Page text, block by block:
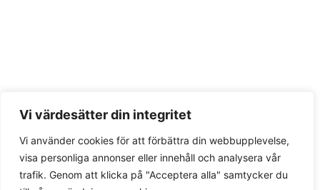
Vi värdesätter din integritet
Vi använder cookies för att förbättra din webbupplevelse,
visa personliga annonser eller innehåll och analysera vår
trafik. Genom att klicka på "Acceptera alla" samtycker du
Load More Follow on Instagram